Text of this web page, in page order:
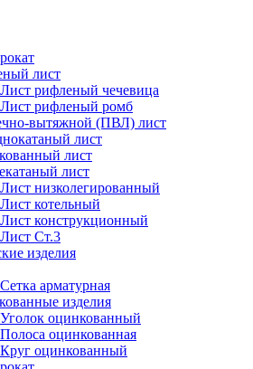
лист
Лист рифленый чечевица
Лист рифленый ромб
вытяжной (ПВЛ) лист
лист
лист
лист
Лист низколегированный
Лист котельный
Лист конструкционный
Лист Ст.3
изделия
Сетка арматурная
изделия
Уголок оцинкованный
Полоса оцинкованная
Круг оцинкованный